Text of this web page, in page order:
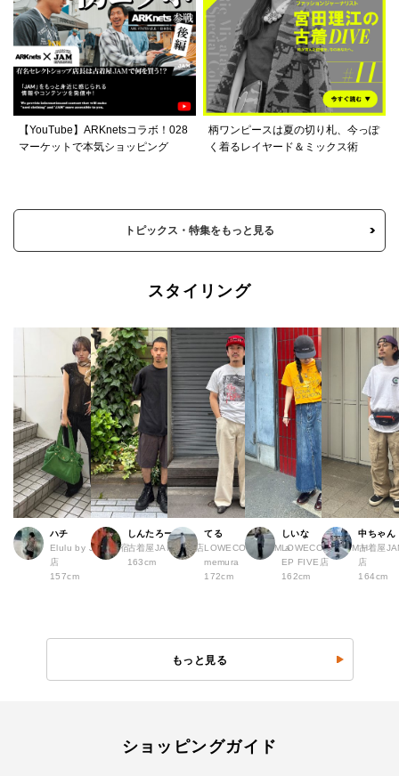
【YouTube】ARKnetsコラボ！028
マーケットで本気ショッピング
柄ワンピースは夏の切り札、今っぽ
く着るレイヤード＆ミックス術
トピックス・特集をもっと見る
スタイリング
ハチ
Elulu by JAM 原宿
店
157cm
しんたろー
古着屋JAM 仙台店
163cm
てる
LOWECO by JAM a
memura
172cm
しいな
LOWECO by JAM H
EP FIVE店
162cm
中ちゃん
古着屋
店
164cm
もっと見る
ショッピングガイド